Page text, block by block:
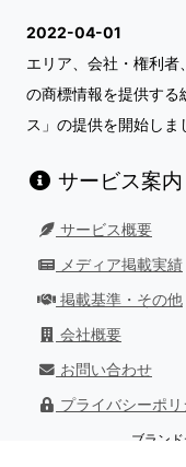
2022-04-01
エリア、会社・権利
の商標情報を提供する
ス」の提供を開始しま
サービス案内
サービス概要
メディア掲載実績
掲載基準・その他
会社概要
お問い合わせ
プライバシーポリ
ブラン